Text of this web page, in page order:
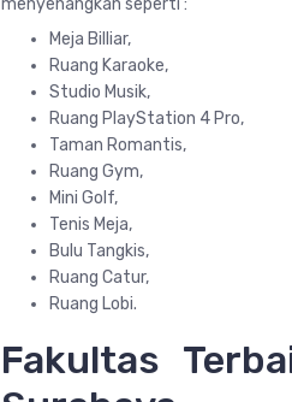
menyenangkan seperti :
Meja Billiar,
Ruang Karaoke,
Studio Musik,
Ruang PlayStation 4 Pro,
Taman Romantis,
Ruang Gym,
Mini Golf,
Tenis Meja,
Bulu Tangkis,
Ruang Catur,
Ruang Lobi.
Fakultas